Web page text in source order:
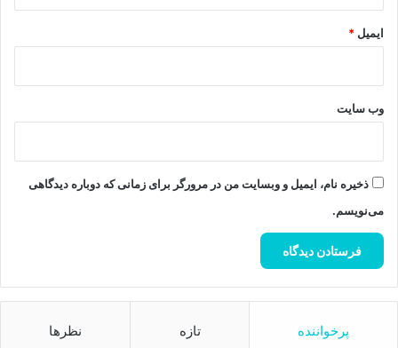
ایمیل *
وب‌ سایت
ذخیره نام، ایمیل و وبسایت من در مرورگر برای زمانی که دوباره دیدگاهی
می‌نویسم.
پرخواننده تازه نظرها